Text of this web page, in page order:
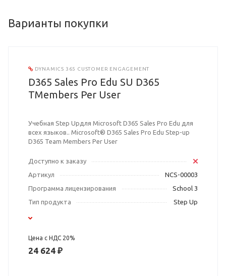
Варианты покупки
DYNAMICS 365 CUSTOMER ENGAGEMENT
D365 Sales Pro Edu SU D365
TMembers Per User
Учебная Step Upдля Microsoft D365 Sales Pro Edu для
всех языков.. Microsoft® D365 Sales Pro Edu Step-up
D365 Team Members Per User
Доступно к заказу
Артикул
NCS-00003
Программа лицензирования
School 3
Тип продукта
Step Up
Цена с НДС 20%
24 624 ₽